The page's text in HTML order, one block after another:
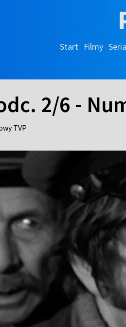
Start Filmy
2/6 -
TVP